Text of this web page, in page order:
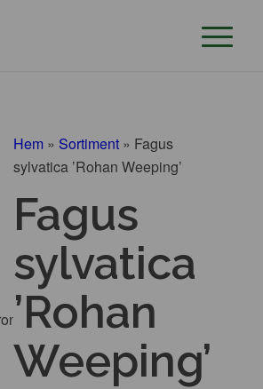
Hem » Sortiment » Fagus
sylvatica ’Rohan Weeping’
Fagus
sylvatica
’Rohan
Weeping’